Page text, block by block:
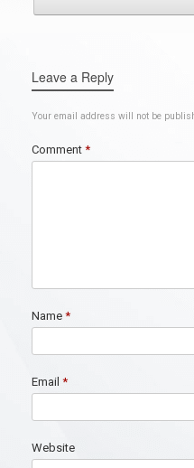
Leave a Reply
Your email address will not be
Comment *
Name *
Email *
Website